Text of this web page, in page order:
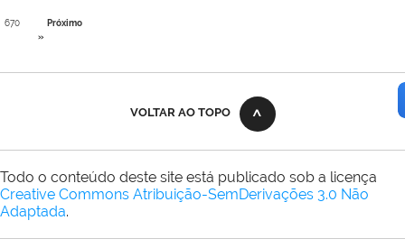
670
Próximo
»
VOLTAR AO TOPO
Todo o conteúdo deste site está publicado sob a licença
Creative Commons Atribuição-SemDerivações 3.0 Não
Adaptada.